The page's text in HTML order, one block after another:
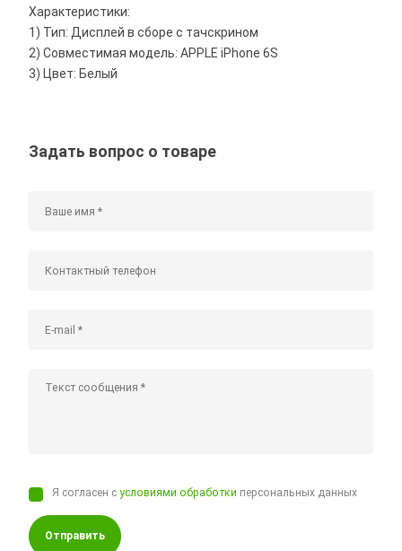
Характеристики:
1) Тип: Дисплей в сборе с тачскрином
2) Совместимая модель: APPLE iPhone 6S
3) Цвет: Белый
Задать вопрос о товаре
Я согласен сусловиями обработки персональных данных
Отправить